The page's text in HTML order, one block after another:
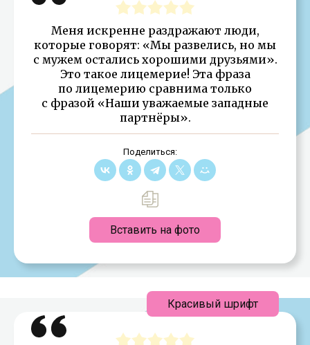
Меня искренне раздражают люди,
которые говорят: «Мы развелись, но мы
с мужем остались хорошими друзьями».
Это такое лицемерие! Эта фраза
по лицемерию сравнима только
с фразой «Наши уважаемые западные
партнёры».
Поделиться:
Вставить на фото
Красивый шрифт